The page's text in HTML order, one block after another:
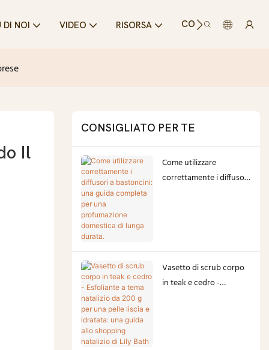
DI NOI VIDEO RISORSA CONTATTARCI
Il
CONSIGLIATO PER TE
Come utilizzare
correttamente i diffusori
durata.
Vasetto di scrub corpo
in teak e cedro -